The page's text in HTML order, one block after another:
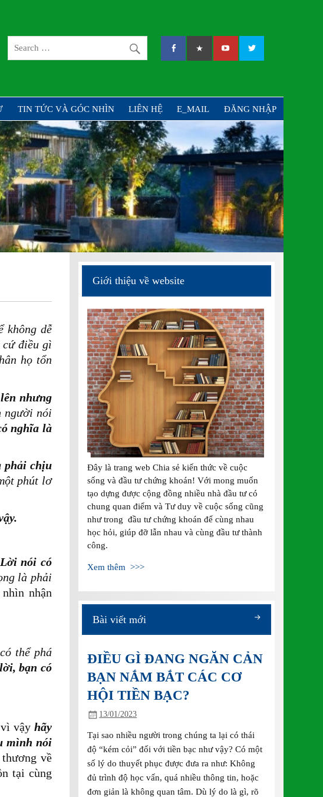
CỔ PHẦN TƯ VẤN VÀ ĐẦU
TIN TỨC VÀ GÓC NHÌN LIÊN HỆ E_MAIL ĐĂNG NHẬP
không dễ
cứ điều gì
họ tổn
nhưng
người nói
nghĩa là
phải chịu
phút lơ
Lời nói có
là phải
nhận
thể phá
bạn có
vậy hãy
mình nói
về
tại cùng
Giới thiệu về website
Đây là trang web Chia sẻ kiến thức về cuộc
sống và đầu tư chứng khoán! Với mong muốn
tạo dựng được cộng đồng nhiều nhà đầu tư có
chung quan điểm và Tư duy về cuộc sống cũng
như trong đầu tư chứng khoán để cùng nhau
học hỏi, giúp đỡ lẫn nhau và cùng đầu tư thành
công.
Xem thêm >>>
Bài viết mới
ĐIỀU GÌ ĐANG NGĂN CẢN
BẠN NẮM BẮT CÁC CƠ
HỘI TIỀN BẠC?
13/01/2023
Tại sao nhiều người trong chúng ta lại có thái
độ “kém cỏi” đối với tiền bạc như vậy? Có một
số lý do thuyết phục được đưa ra như: Không
đủ trình độ học vấn, quá nhiều thông tin, hoặc
đơn giản là không quan tâm. Dù lý do là gì, rõ